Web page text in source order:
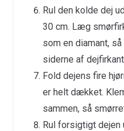
Rul den kolde dej
30 cm. Læg
som en diamant,
siderne af
Fold dejens fire
er helt dækket.
sammen, så
Rul forsigtigt dejen